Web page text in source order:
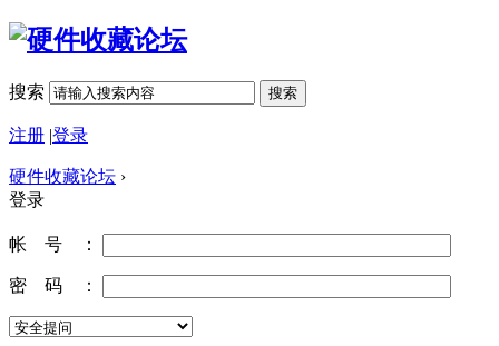
搜索 搜索
注册 |登录
硬件收藏论坛 ›
登录
帐 号 ：
密 码 ：